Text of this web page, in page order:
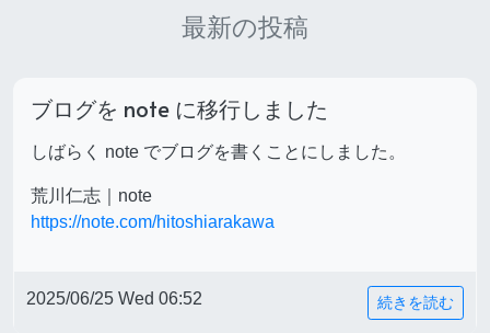
最新の投稿
ブログを note に移行しました
しばらく note でブログを書くことにしました。
荒川仁志｜note
https://note.com/hitoshiarakawa
2025/06/25 Wed 06:52 続きを読む